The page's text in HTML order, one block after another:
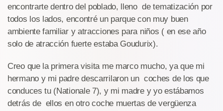
encontrarte dentro del poblado, lleno de tematización por
todos los lados, encontré un parque con muy buen
ambiente familiar y atracciones para niños ( en ese año
solo de atracción fuerte estaba Goudurix).
Creo que la primera visita me marco mucho, ya que mi
hermano y mi padre descarrilaron un coches de los que
conduces tu (Nationale 7), y mi madre y yo estábamos
detrás de ellos en otro coche muertas de vergüenza